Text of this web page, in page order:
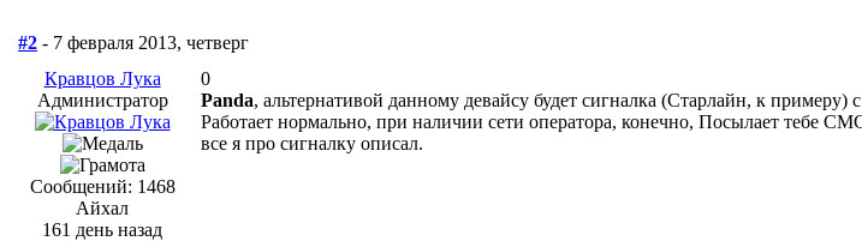
#2 - 7 февраля 2013, четверг
Кравцов Лука
Администратор
Сообщений: 1468
Айхал
161 день назад
0
Panda, альтернативой данному девайсу будет сигналка (Старлайн, к примеру)
Работает нормально, при наличии сети оператора, конечно, Посылает тебе
все я про сигналку описал.